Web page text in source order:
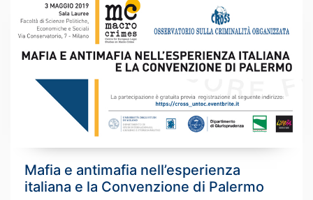
Mafia e antimafia nell’esperienza
italiana e la Convenzione di Palermo